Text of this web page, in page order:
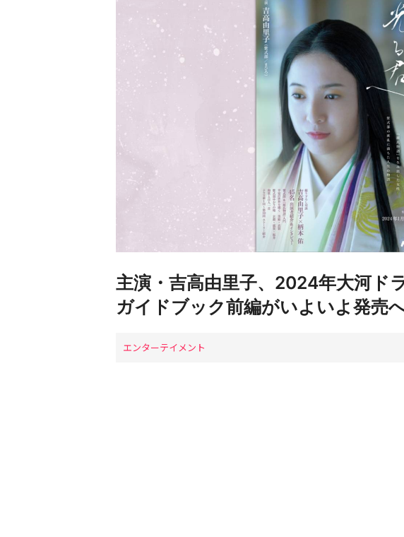
主演・吉高由里子、2024年大河ド
ガイドブック前編がいよいよ発売
エンターテイメント